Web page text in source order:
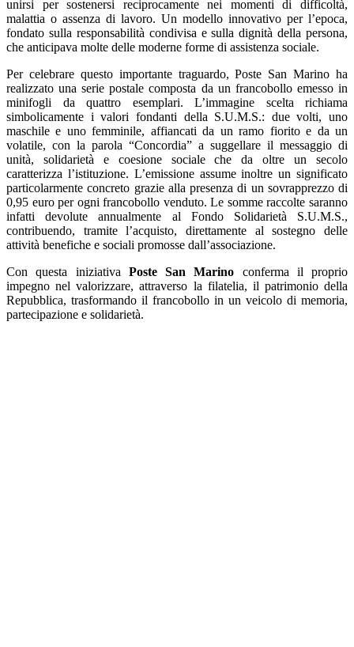
unirsi per sostenersi reciprocamente nei momenti di difficoltà,
malattia o assenza di lavoro. Un modello innovativo per l’epoca,
fondato sulla responsabilità condivisa e sulla dignità della persona,
che anticipava molte delle moderne forme di assistenza sociale.
Per celebrare questo importante traguardo, Poste San Marino ha
realizzato una serie postale composta da un francobollo emesso in
minifogli da quattro esemplari. L’immagine scelta richiama
simbolicamente i valori fondanti della S.U.M.S.: due volti, uno
maschile e uno femminile, affiancati da un ramo fiorito e da un
volatile, con la parola “Concordia” a suggellare il messaggio di
unità, solidarietà e coesione sociale che da oltre un secolo
caratterizza l’istituzione. L’emissione assume inoltre un significato
particolarmente concreto grazie alla presenza di un sovrapprezzo di
0,95 euro per ogni francobollo venduto. Le somme raccolte saranno
infatti devolute annualmente al Fondo Solidarietà S.U.M.S.,
contribuendo, tramite l’acquisto, direttamente al sostegno delle
attività benefiche e sociali promosse dall’associazione.
Con questa iniziativa Poste San Marino conferma il proprio
impegno nel valorizzare, attraverso la filatelia, il patrimonio della
Repubblica, trasformando il francobollo in un veicolo di memoria,
partecipazione e solidarietà.